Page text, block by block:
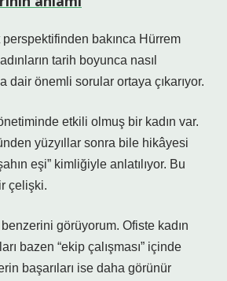
bakınca Hürrem
tarih boyunca nasıl
dair önemli sorular ortaya çıkarıyor.
etkili olmuş bir kadın var.
yüzyıllar sonra bile hikâyesi
eşi” kimliğiyle anlatılıyor. Bu
çelişki.
görüyorum. Ofiste kadın
bazen “ekip çalışması” içinde
başarıları ise daha görünür